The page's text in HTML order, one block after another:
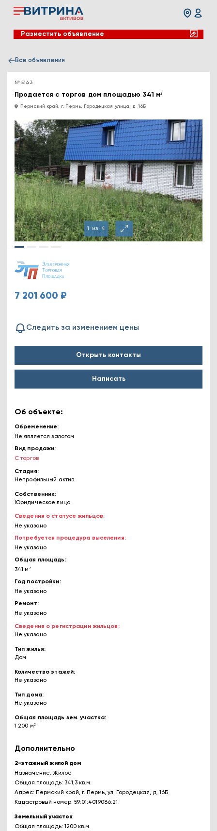
Разместить объявление
Все объявления
№ 5143
Продается с торгов дом площадью 341 м²
Пермский край, г. Пермь, Городецкая улица, д. 16Б
1 из 4
7 201 600 ₽
Следить за изменением цены
Открыть контакты
Написать
Об объекте:
Обременение
Не является залогом
Вид продажи
С торгов
Стадия
Непрофильный актив
Собственник
Юридическое лицо
Сведения о статусе жильцов
Не указано
Потребуется процедура выселения
Не указано
Общая площадь
341 м²
Год постройки
Не указано
Ремонт
Не указано
Сведения о регистрации жильцов
Не указано
Тип жилья
Дом
Количество этажей
Не указано
Тип дома
Не указано
Общая площадь зем. участка
1 200 м²
Дополнительно
2-этажный жилой дом
Назначение: Жилое
Общая площадь: 341,3 кв.м.
Адрес: Пермский край, г. Пермь, ул. Городецкая, д. 16Б
Кадастровый номер: 59:01:4019086:21
Земельный участок
Общая площадь: 1200 кв.м.